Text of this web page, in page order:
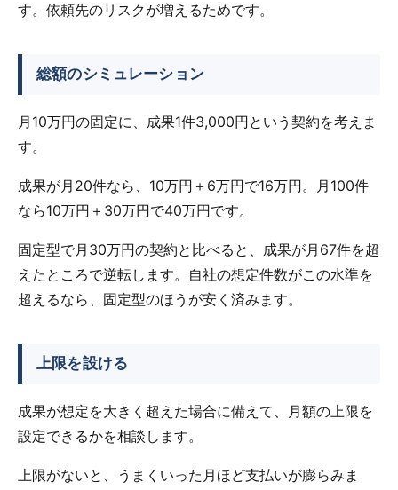
す。依頼先のリスクが増えるためです。
総額のシミュレーション
月10万円の固定に、成果1件3,000円という契約を考えま
す。
成果が月20件なら、10万円＋6万円で16万円。月100件
なら10万円＋30万円で40万円です。
固定型で月30万円の契約と比べると、成果が月67件を超
えたところで逆転します。自社の想定件数がこの水準を
超えるなら、固定型のほうが安く済みます。
上限を設ける
成果が想定を大きく超えた場合に備えて、月額の上限を
設定できるかを相談します。
上限がないと、うまくいった月ほど支払いが膨らみま